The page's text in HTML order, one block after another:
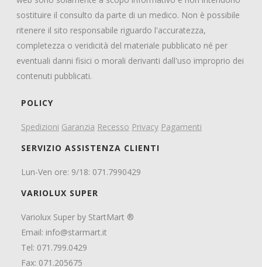
sostituire il consulto da parte di un medico. Non è possibile
ritenere il sito responsabile riguardo l'accuratezza,
completezza o veridicità del materiale pubblicato né per
eventuali danni fisici o morali derivanti dall'uso improprio dei
contenuti pubblicati.
POLICY
Spedizioni Garanzia Recesso Privacy Pagamenti
SERVIZIO ASSISTENZA CLIENTI
Lun-Ven ore: 9/18: 071.7990429
VARIOLUX SUPER
Variolux Super by StartMart ®
Email: info@starmart.it
Tel: 071.799.0429
Fax: 071.205675